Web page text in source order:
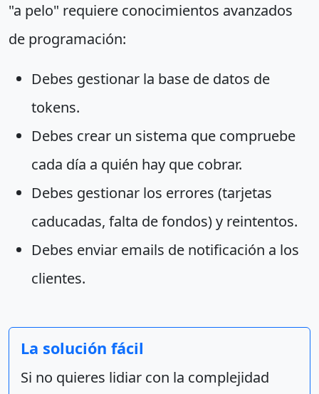
"a pelo" requiere conocimientos avanzados
de programación:
Debes gestionar la base de datos de
tokens.
Debes crear un sistema que compruebe
cada día a quién hay que cobrar.
Debes gestionar los errores (tarjetas
caducadas, falta de fondos) y reintentos.
Debes enviar emails de notificación a los
clientes.
La solución fácil
Si no quieres lidiar con la complejidad